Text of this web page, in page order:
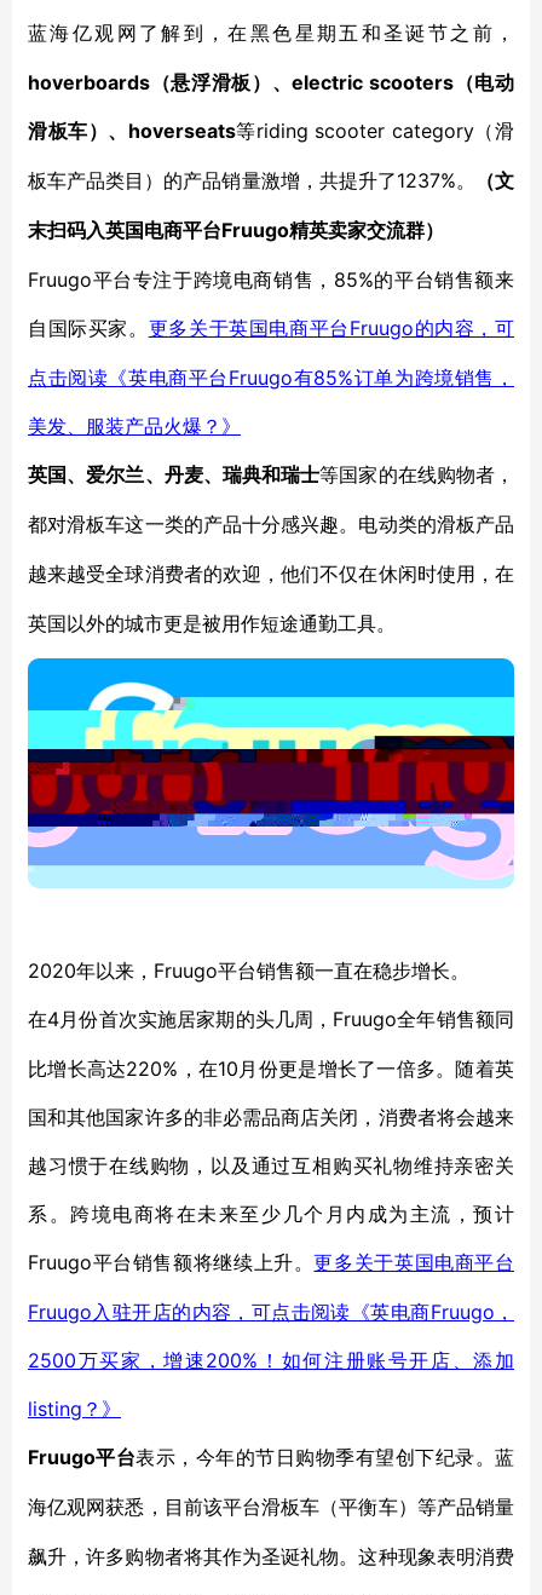
蓝海亿观网了解到，在黑色星期五和圣诞节之前，
hoverboards（悬浮滑板）、electric scooters（电动
滑板车）、hoverseats等riding scooter category（滑
板车产品类目）的产品销量激增，共提升了1237%。 （文
末扫码入英国电商平台Fruugo精英卖家交流群）
Fruugo平台专注于跨境电商销售，85%的平台销售额来
自国际买家。
更多关于英国电商平台 Fruugo的内容，可
点击阅读《英电商平台Fruugo有85%订单为跨境销售，
美发、服装产品火爆？》
英国、爱尔兰、丹麦、瑞典和瑞士等国家的在线购物者，
都对滑板车这一类的产品十分感兴趣。电动类的滑板产品
越来越受全球消费者的欢迎，他们不仅在休闲时使用，在
英国以外的城市更是被用作短途通勤工具。
2020年以来，Fruugo平台销售额一直在稳步增长。
在4月份首次实施居家期的头几周，Fruugo全年销售额同
比增长高达220%，在10月份更是增长了一倍多。随着英
国和其他国家许多的非必需品商店关闭，消费者将会越来
越习惯于在线购物，以及通过互相购买礼物维持亲密关
系。跨境电商将在未来至少几个月内成为主流，预计
Fruugo平台销售额将继续上升。更多关于英国电商平台
Fruugo入驻开店的内容，可点击阅读《英电商Fruugo，
2500万买家，增速200%！如何注册账号开店、添加
listing？》
Fruugo平台表示，今年的节日购物季有望创下纪录。蓝
海亿观网获悉，目前该平台滑板车（平衡车）等产品销量
飙升，许多购物者将其作为圣诞礼物。这种现象表明消费